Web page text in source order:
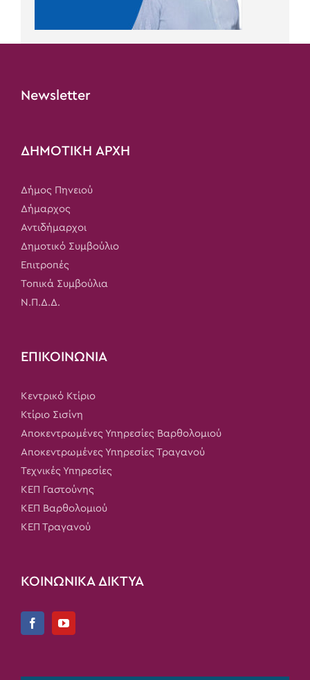
Newsletter
ΔΗΜΟΤΙΚΗ ΑΡΧΗ
Δήμος Πηνειού
Δήμαρχος
Αντιδήμαρχοι
Δημοτικό Συμβούλιο
Επιτροπές
Τοπικά Συμβούλια
Ν.Π.Δ.Δ.
ΕΠΙΚΟΙΝΩΝΙΑ
Κεντρικό Κτίριο
Κτίριο Σισίνη
Αποκεντρωμένες Υπηρεσίες Βαρθολομιού
Αποκεντρωμένες Υπηρεσίες Τραγανού
Τεχνικές Υπηρεσίες
ΚΕΠ Γαστούνης
ΚΕΠ Βαρθολομιού
ΚΕΠ Τραγανού
ΚΟΙΝΩΝΙΚΑ ΔΙΚΤΥΑ